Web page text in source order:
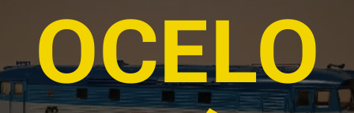
OCELO